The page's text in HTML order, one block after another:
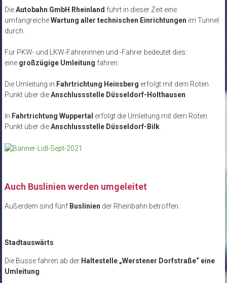
DieAutobahn GmbH Rheinland führt in dieser Zeit eine
umfangreicheWartung aller technischen Einrichtungen im Tunnel
durch.
Für PKW- und LKW-Fahrerinnen und -Fahrer bedeutet dies:
eine großzügige Umleitung fahren:
Die Umleitung in Fahrtrichtung Heinsberg erfolgt mit dem Roten
Punkt über dieAnschlussstelle Düsseldorf-Holthausen
In Fahrtrichtung Wuppertal erfolgt die Umleitung mit dem Roten
Punkt über dieAnschlussstelle Düsseldorf-Bilk.
Auch Buslinien werden umgeleitet
Außerdem sind fünf Buslinien der Rheinbahn betroffen:
Stadtauswärts
Die Busse fahren ab der Haltestelle „Werstener Dorfstraße“ eine
Umleitung